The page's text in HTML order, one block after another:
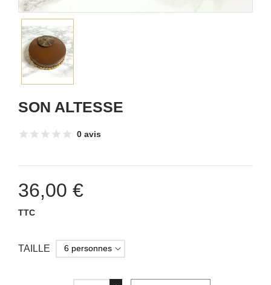
SON ALTESSE
0 avis
36,00 €
TTC
TAILLE